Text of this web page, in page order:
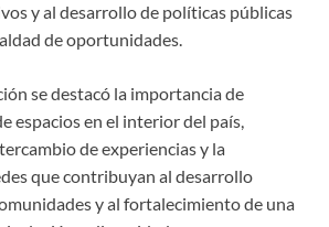
y al desarrollo de políticas públicas
de oportunidades.
se destacó la importancia de
espacios en el interior del país,
de experiencias y la
que contribuyan al desarrollo
y al fortalecimiento de una